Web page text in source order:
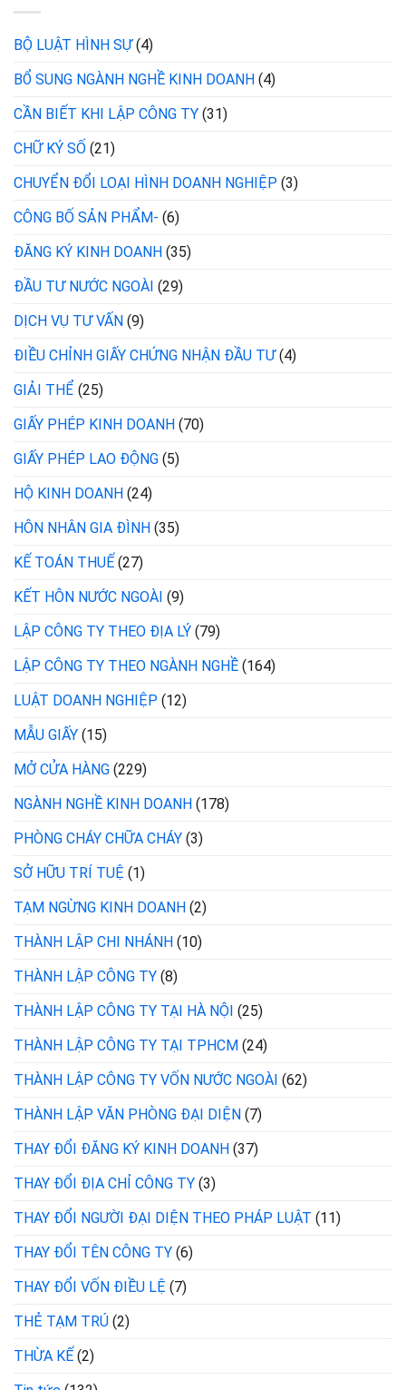
BỘ LUẬT HÌNH SỰ(4)
BỔ SUNG NGÀNH NGHỀ KINH DOANH (4)
CẦN BIẾT KHI LẬP CÔNG TY (31)
CHỮ KÝ SỐ (21)
CHUYỂN ĐỔI LOẠI HÌNH DOANH NGHIỆP (3)
CÔNG BỐ SẢN PHẨM- (6)
ĐĂNG KÝ KINH DOANH (35)
ĐẦU TƯ NƯỚC NGOÀI (29)
DỊCH VỤ TƯ VẤN (9)
ĐIỀU CHỈNH GIẤY CHỨNG NHẬN ĐẦU TƯ(4)
GIẢI THỂ (25)
GIẤY PHÉP KINH DOANH (70)
GIẤY PHÉP LAO ĐỘNG (5)
HỘ KINH DOANH (24)
HÔN NHÂN GIA ĐÌNH (35)
KẾ TOÁN THUẾ (27)
KẾT HÔN NƯỚC NGOÀI (9)
LẬP CÔNG TY THEO ĐỊA LÝ (79)
LẬP CÔNG TY THEO NGÀNH NGHỀ (164)
LUẬT DOANH NGHIỆP (12)
MẪU GIẤY (15)
MỞ CỬA HÀNG (229)
NGÀNH NGHỀ KINH DOANH (178)
PHÒNG CHÁY CHỮA CHÁY (3)
SỞ HỮU TRÍ TUỆ (1)
TẠM NGỪNG KINH DOANH (2)
THÀNH LẬP CHI NHÁNH (10)
THÀNH LẬP CÔNG TY (8)
THÀNH LẬP CÔNG TY TẠI HÀ NỘI (25)
THÀNH LẬP CÔNG TY TẠI TPHCM (24)
THÀNH LẬP CÔNG TY VỐN NƯỚC NGOÀI (62)
THÀNH LẬP VĂN PHÒNG ĐẠI DIỆN (7)
THAY ĐỔI ĐĂNG KÝ KINH DOANH (37)
THAY ĐỔI ĐỊA CHỈ CÔNG TY (3)
THAY ĐỔI NGƯỜI ĐẠI DIỆN THEO PHÁP LUẬT (11)
THAY ĐỔI TÊN CÔNG TY (6)
THAY ĐỔI VỐN ĐIỀU LỆ (7)
THẺ TẠM TRÚ (2)
THỪA KẾ (2)